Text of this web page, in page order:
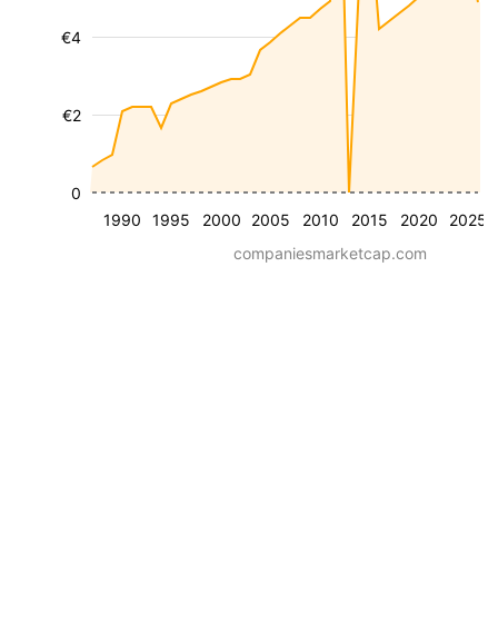
1990 1995 2000 2005 2010 2015 2020 2025
€2
€4
0
companiesmarketcap.com